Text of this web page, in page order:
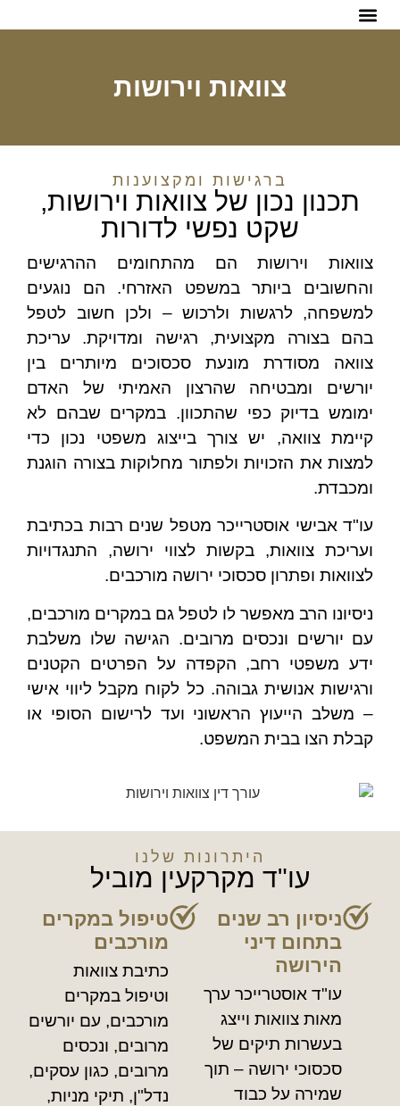
צוואות וירושות
ברגישות ומקצוענות
תכנון נכון של צוואות וירושות,
שקט נפשי לדורות
צוואות וירושות הם מהתחומים ההרגישים
והחשובים ביותר במשפט האזרחי. הם נוגעים
למשפחה, לרגשות ולרכוש – ולכן חשוב לטפל
בהם בצורה מקצועית, רגישה ומדויקת. עריכת
צוואה מסודרת מונעת סכסוכים מיותרים בין
יורשים ומבטיחה שהרצון האמיתי של האדם
ימומש בדיוק כפי שהתכוון. במקרים שבהם לא
קיימת צוואה, יש צורך בייצוג משפטי נכון כדי
למצות את הזכויות ולפתור מחלוקות בצורה הוגנת
ומכבדת.
עו"ד אבישי אוסטרייכר מטפל שנים רבות בכתיבת
ועריכת צוואות, בקשות לצווי ירושה, התנגדויות
לצוואות ופתרון סכסוכי ירושה מורכבים.
ניסיונו הרב מאפשר לו לטפל גם במקרים מורכבים,
עם יורשים ונכסים מרובים. הגישה שלו משלבת
ידע משפטי רחב, הקפדה על הפרטים הקטנים
ורגישות אנושית גבוהה. כל לקוח מקבל ליווי אישי
– משלב הייעוץ הראשוני ועד לרישום הסופי או
קבלת הצו בבית המשפט.
היתרונות שלנו
עו"ד מקרקעין מוביל
ניסיון רב שנים
בתחום דיני
הירושה
עו"ד אוסטרייכר ערך
מאות צוואות וייצג
בעשרות תיקים של
סכסוכי ירושה – תוך
שמירה על כבוד
טיפול במקרים
מורכבים
כתיבת צוואות
וטיפול במקרים
מורכבים, עם יורשים
מרובים, ונכסים
מרובים, כגון עסקים,
נדל"ן, תיקי מניות,